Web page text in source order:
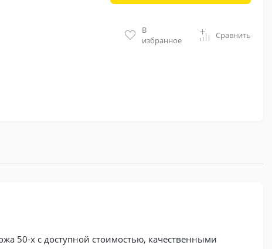
В
избранное
Сравнить
50-х с доступной стоимостью, качественными